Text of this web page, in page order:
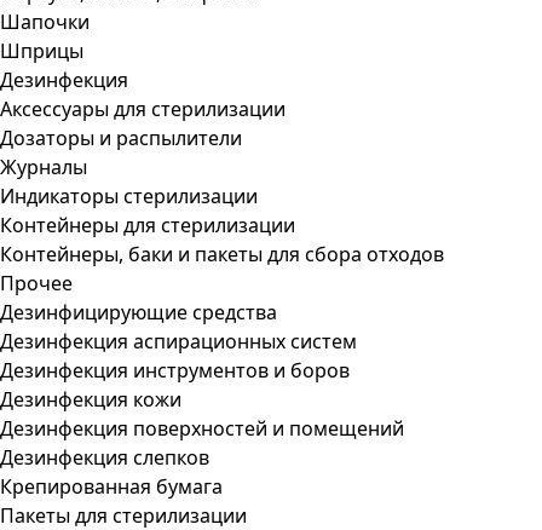
Шапочки
Шприцы
Дезинфекция
Аксессуары для стерилизации
Дозаторы и распылители
Журналы
Индикаторы стерилизации
Контейнеры для стерилизации
Контейнеры, баки и пакеты для сбора отходов
Прочее
Дезинфицирующие средства
Дезинфекция аспирационных систем
Дезинфекция инструментов и боров
Дезинфекция кожи
Дезинфекция поверхностей и помещений
Дезинфекция слепков
Крепированная бумага
Пакеты для стерилизации